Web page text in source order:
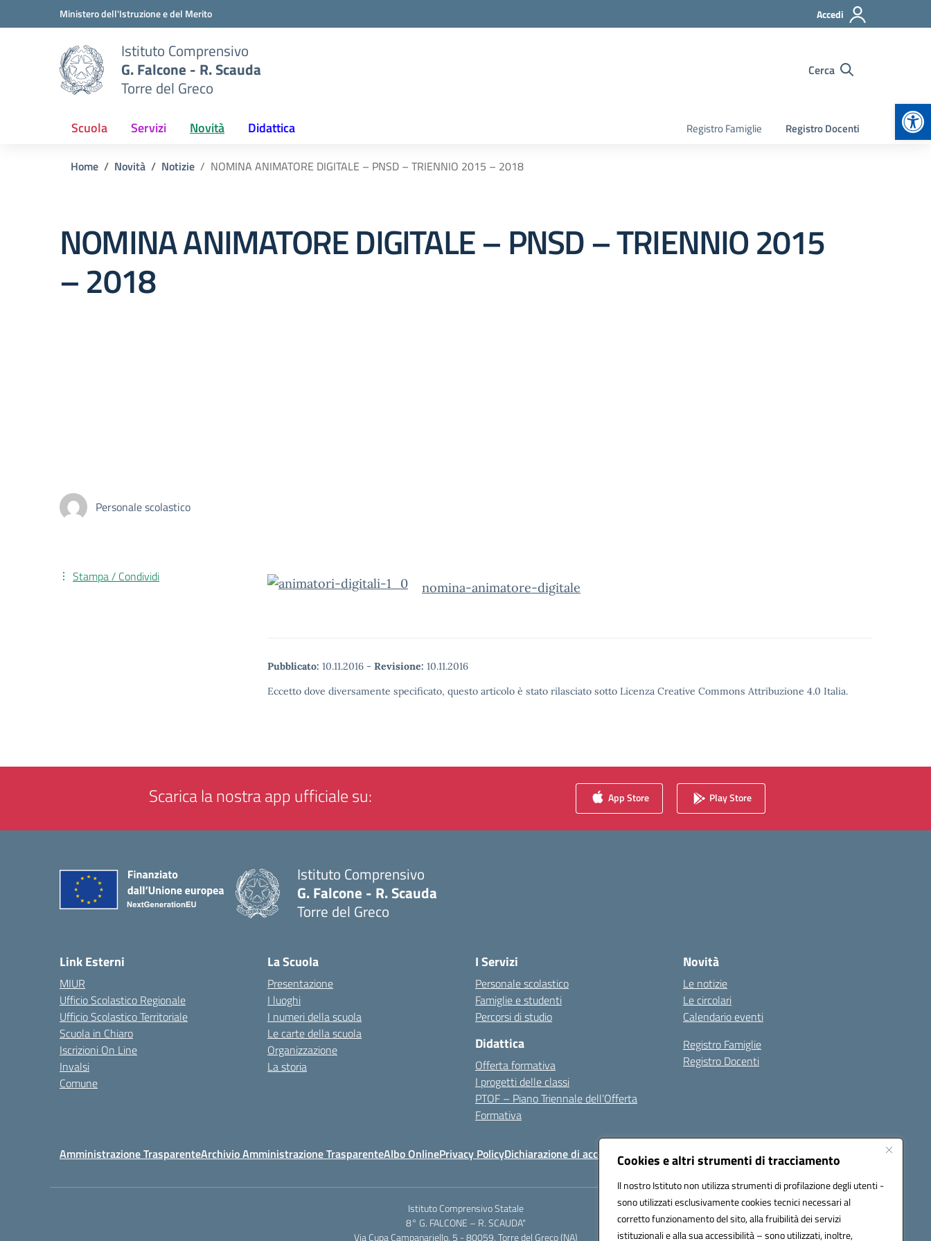
Cookies e altri strumenti di tracciamento
Il nostro Istituto non utilizza strumenti di profilazione degli utenti -
sono utilizzati esclusivamente cookies tecnici necessari al
corretto funzionamento del sito, alla fruibilità dei servizi
istituzionali e alla sua accessibilità – sono utilizzati, inoltre,
Vai ai contenuti
Vai al menu di navigazioneMinistero dell'Istruzione e del Merito Accedi
Istituto Comprensivo
G. Falcone - R. Scauda
Torre del Greco
Cerca
Scuola Servizi Novità Didattica Registro Famiglie Registro Docenti
Home Novità Notizie NOMINA ANIMATORE DIGITALE – PNSD – TRIENNIO 2015 – 2018
NOMINA ANIMATORE DIGITALE – PNSD – TRIENNIO 2015
– 2018
Personale scolastico
nomina-animatore-digitale
Pubblicato: 10.11.2016 - Revisione: 10.11.2016
Eccetto dove diversamente specificato, questo articolo è stato rilasciato sotto Licenza Creative Commons Attribuzione 4.0 Italia.
Stampa / Condividi
Scarica la nostra app ufficiale su: App Store Play Store
Istituto Comprensivo
G. Falcone - R. Scauda
Torre del Greco
Link Esterni
MIUR
Ufficio Scolastico Regionale
Ufficio Scolastico Territoriale
Scuola in Chiaro
Iscrizioni On Line
Invalsi
Comune
La Scuola
Presentazione
I luoghi
I numeri della scuola
Le carte della scuola
Organizzazione
La storia
I Servizi
Personale scolastico
Famiglie e studenti
Percorsi di studio
Didattica
Offerta formativa
I progetti delle classi
PTOF – Piano Triennale dell’Offerta
Formativa
Novità
Le notizie
Le circolari
Calendario eventi
Registro Famiglie
Registro Docenti
Amministrazione TrasparenteArchivio Amministrazione TrasparenteAlbo OnlinePrivacy PolicyDichiarazione di accessibilità Note legali
Istituto Comprensivo Statale
8° G. FALCONE – R. SCAUDA"
Via Cupa Campanariello, 5 - 80059, Torre del Greco (NA)